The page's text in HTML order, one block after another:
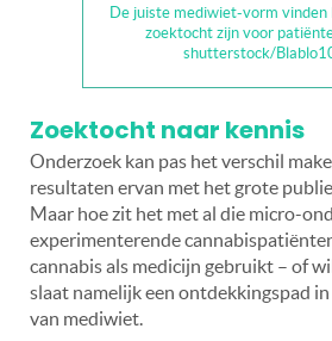
De juiste mediwiet-vorm vinden
zoektocht zijn voor
shutterstock/
Zoektocht naar kennis
Onderzoek kan pas het verschil
resultaten ervan met het grote
Maar hoe zit het met al die micro-
experimenterende
cannabis als medicijn gebruikt – of
slaat namelijk een ontdekkingspad
van mediwiet.